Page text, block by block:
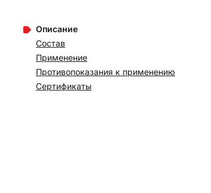
Описание
Состав
Применение
Противопоказания к применению
Сертификаты